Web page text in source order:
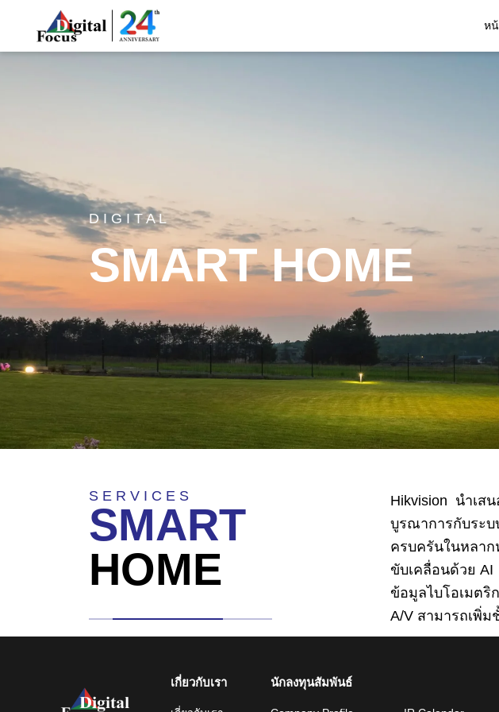
หน้
D I G I T A L
SMARTHOME
S E R V I C E S
SMART
HOME
Hikvision นำเส
บูรณาการกับระ
ครบครันในหลา
ขับเคลื่อนด้วย AI
ข้อมูลไบโอเมต
A/V สามารถเพิ่
เกี่ยวกับเรา นักลงทุนสัมพันธ์